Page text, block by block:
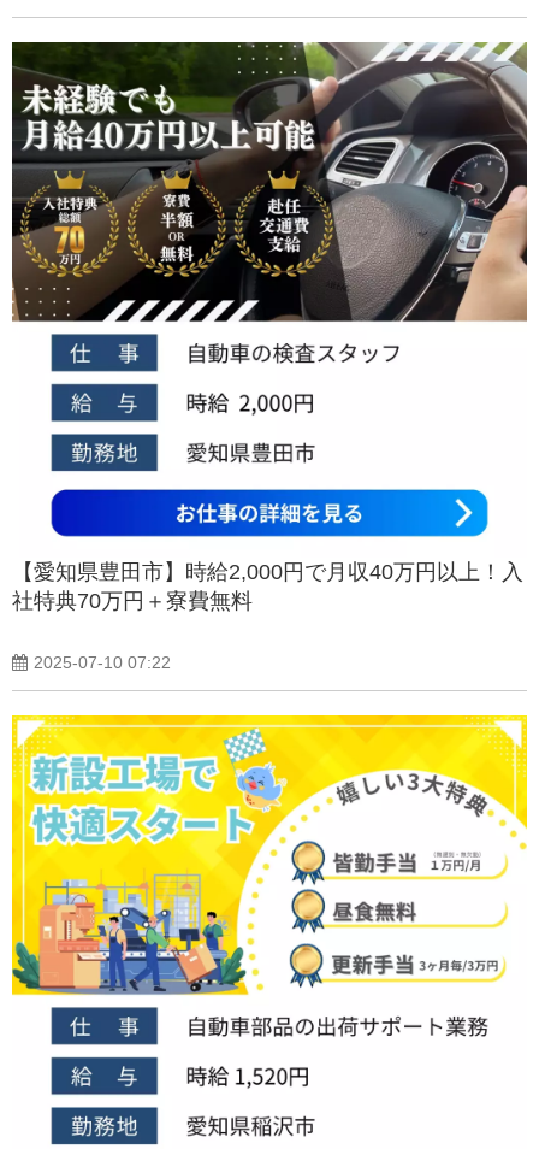
【愛知県豊田市】時給2,000円で月収40万円以上！入
社特典70万円＋寮費無料
2025-07-10 07:22